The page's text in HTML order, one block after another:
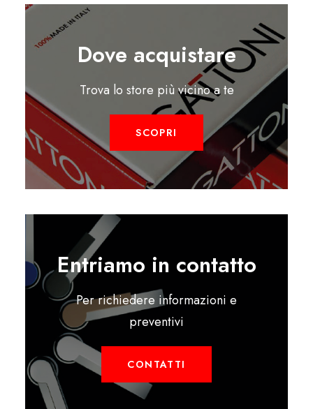
Dove acquistare
Trova lo store più vicino a te
SCOPRI
Entriamo in contatto
Per richiedere informazioni e
preventivi
CONTATTI